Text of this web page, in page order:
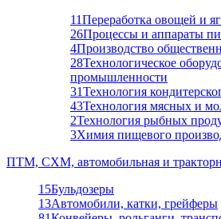
11Переработка овощей и
26Процессы и аппараты
4Производство
28Технологическое
промышленности
31Технология
43Технология мясных и
2Технология рыбных
3Химия пищевого
ПТМ, СХМ, автомобильная и
15Бульдозеры
13Автомобили, катки, грейферы